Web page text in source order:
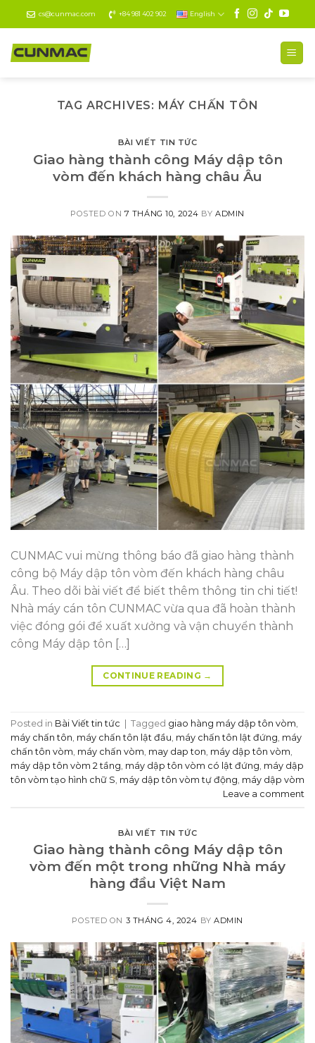
to
content
cs@cunmac.com +84 981 402 902 English
TAG ARCHIVES: MÁY CHẤN TÔN
BÀI VIẾT TIN TỨC
Giao hàng thành công Máy dập tôn
vòm đến khách hàng châu Âu
POSTED ON 7 THÁNG 10, 2024 BY ADMIN
CUNMAC vui mừng thông báo đã giao hàng thành
công bộ Máy dập tôn vòm đến khách hàng châu
Âu. Theo dõi bài viết để biết thêm thông tin chi tiết!
Nhà máy cán tôn CUNMAC vừa qua đã hoàn thành
việc đóng gói để xuất xưởng và vận chuyển thành
công Máy dập tôn […]
CONTINUE READING →
Posted in Bài Viết tin tức Tagged giao hàng máy dập tôn vòm
máy chấn tôn máy chấn tôn lật đầu máy chấn tôn lật đứng máy
chấn tôn vòm máy chấn vòm may dap ton máy dập tôn vòm
máy dập tôn vòm 2 tầng máy dập tôn vòm có lật đứng máy dập
tôn vòm tạo hình chữ S máy dập tôn vòm tự động máy dập vòm
Leave a comment
BÀI VIẾT TIN TỨC
Giao hàng thành công Máy dập tôn
vòm đến một trong những Nhà máy
hàng đầu Việt Nam
POSTED ON 3 THÁNG 4, 2024 BYADMIN